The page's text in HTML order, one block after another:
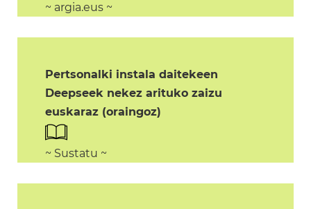
~ argia.eus ~
Pertsonalki instala daitekeen
Deepseek nekez arituko zaizu
euskaraz (oraingoz)
~ Sustatu ~